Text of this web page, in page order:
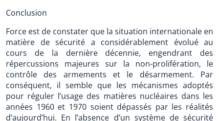
Conclusion
Force est de constater que la situation internationale en
matière de sécurité a considérablement évolué au
cours de la dernière décennie, engendrant des
répercussions majeures sur la non-prolifération, le
contrôle des armements et le désarmement. Par
conséquent, il semble que les mécanismes adoptés
pour réguler l’usage des matières nucléaires dans les
années 1960 et 1970 soient dépassés par les réalités
d’aujourd’hui. En l’absence d’un système de sécurité